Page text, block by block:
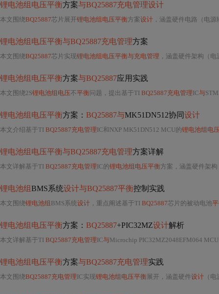
锂电池组电压平衡方案与BQ25887充电管理设计
本文围绕BQ25887芯片展开锂电池组电压平衡方案设计 ，涵盖硬件电路（电源
锂电池组电压平衡与BQ25887充电管理方案
本文围绕BQ25887芯片实现锂电池组电压平衡与充电管理 ，涵盖硬件架构（电
锂电池组电压平衡方案与BQ25887应用实践
本文围绕2S锂电池组电压不平衡问题，提出基于TI BQ25887充电管理IC与
锂电池组电压平衡方案： BQ25887与MK51DN512协同设计
本文介绍基于TI BQ25887充电管理IC和NXP MK51DN512 MCU的锂电池组电
锂电池组电压平衡与BQ25887充电管理方案详解
本文详解基于TI BQ25887充电管理IC的锂电池组电压平衡方案，涵盖硬件架
锂电池组BMS系统设计与BQ25887平衡控制实践
本文围绕锂电池组 BMS系统设计 ，重点阐述基于TI BQ25887芯片的被动电池
锂电池组电压平衡方案： BQ25887+PIC32MZ设计解析
本文详解基于TI BQ25887充电管理IC与Microchip PIC32MZ2048EFM064
锂电池组电压平衡方案与BQ25887充电管理实践
本文围绕BQ25887充电管理IC实现锂电池组电压平衡 展开，涵盖硬件设计 （